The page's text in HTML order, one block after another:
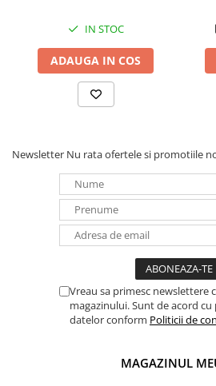
IN STOC
ADAUGA IN COS
Newsletter Nu rata ofertele si promotiile
Vreau sa primesc newslettere
magazinului. Sunt de acord cu
datelor conform Politicii de
MAGAZINUL